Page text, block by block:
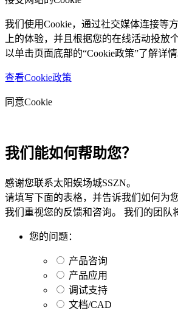
我们使用Cookie，通过社交媒体连接等
上的体验，并且根据您的在线活动投放
以单击页面底部的“Cookie政策”了解详情
查看Cookie政策
同意Cookie
我们能如何帮助您？
感谢您联系太阳娱场城SSZN。
请填写下面的表格，并告诉我们如何为
我们重视您的反馈和咨询。 我们的团队
您的问题：
产品咨询
产品应用
调试支持
文档/CAD